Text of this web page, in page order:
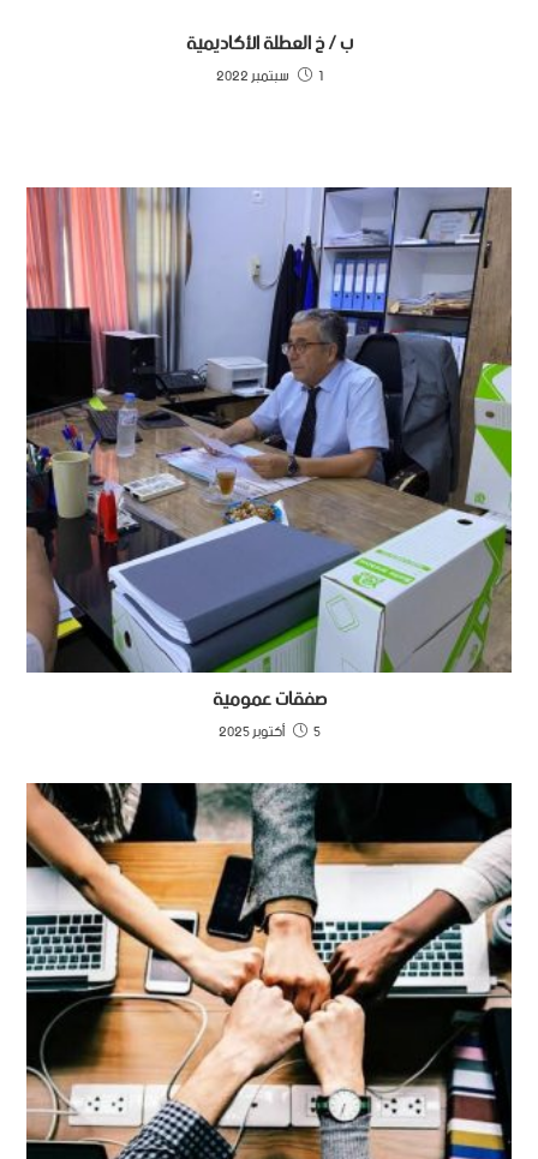
ب / خ العطلة الأكاديمية
1 سبتمبر 2022
صفقات عمومية
5 أكتوبر 2025